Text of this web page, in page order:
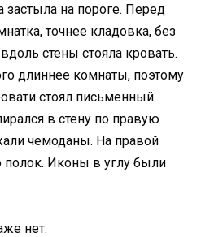
на пороге. Перед
точнее кладовка, без
стены стояла кровать.
длиннее комнаты, поэтому
стоял письменный
в стену по правую
чемоданы. На правой
полок. Иконы в углу были
нет.